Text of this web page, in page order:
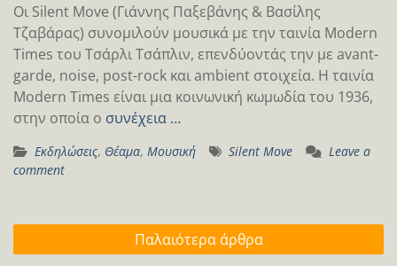
Οι Silent Move (Γιάννης Παξεβάνης & Βασίλης
Τζαβάρας) συνομιλούν μουσικά με την ταινία Modern
Times του Tσάρλι Τσάπλιν, επενδύοντάς την με avant-
garde, noise, post-rock και ambient στοιχεία. Η ταινία
Modern Times είναι μια κοινωνική κωμωδία του 1936,
στην οποία ο συνέχεια …
Εκδηλώσεις, Θέαμα, Μουσική Silent Move
Leave a
comment
Πλοήγηση
άρθρων
Παλαιότερα άρθρα